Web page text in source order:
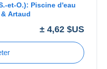
et-O.): Piscine d'eau
Artaud
± 4,62 $US